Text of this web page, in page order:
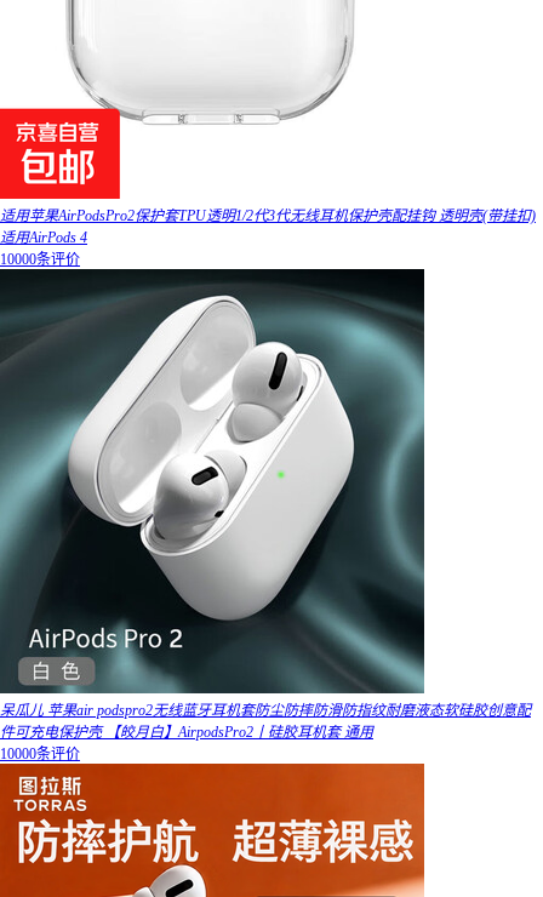
适用苹果AirPodsPro2保护套TPU透明1/2代3代无线耳机保护壳配挂钩 透明壳(带挂扣)
适用AirPods 4
10000条评价
呆瓜儿 苹果air podspro2无线蓝牙耳机套防尘防摔防滑防指纹耐磨液态软硅胶创意配
件可充电保护壳 【皎月白】AirpodsPro2丨硅胶耳机套 通用
10000条评价